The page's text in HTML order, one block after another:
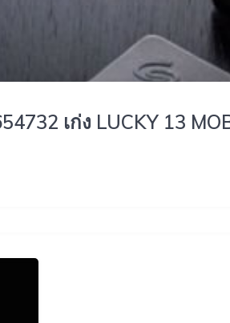
เก่ง LUCKY 13